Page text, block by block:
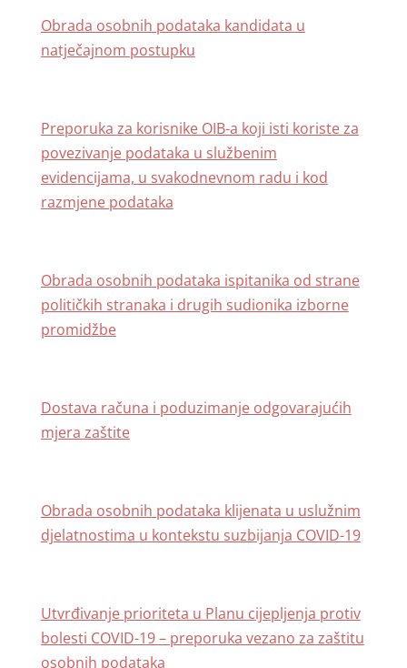
Obrada osobnih podataka kandidata u
natječajnom postupku
Preporuka za korisnike OIB-a koji isti koriste za
povezivanje podataka u službenim
evidencijama, u svakodnevnom radu i kod
razmjene podataka
Obrada osobnih podataka ispitanika od strane
političkih stranaka i drugih sudionika izborne
promidžbe
Dostava računa i poduzimanje odgovarajućih
mjera zaštite
Obrada osobnih podataka klijenata u uslužnim
djelatnostima u kontekstu suzbijanja COVID-19
Utvrđivanje prioriteta u Planu cijepljenja protiv
bolesti COVID-19 – preporuka vezano za zaštitu
osobnih podataka